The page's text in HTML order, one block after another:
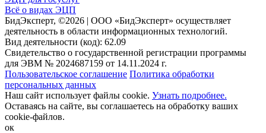
Всё о видах ЭЦП
БидЭксперт, ©2026 | ООО «БидЭксперт» осуществляет
деятельность в области информационных технологий.
Вид деятельности (код): 62.09
Свидетельство о государственной регистрации программы
для ЭВМ № 2024687159 от 14.11.2024 г.
Пользовательское соглашение Политика обработки
персональных данных
Наш сайт использует файлы cookie. Узнать подробнее.
Оставаясь на сайте, вы соглашаетесь на обработку ваших
cookie-файлов.
ок